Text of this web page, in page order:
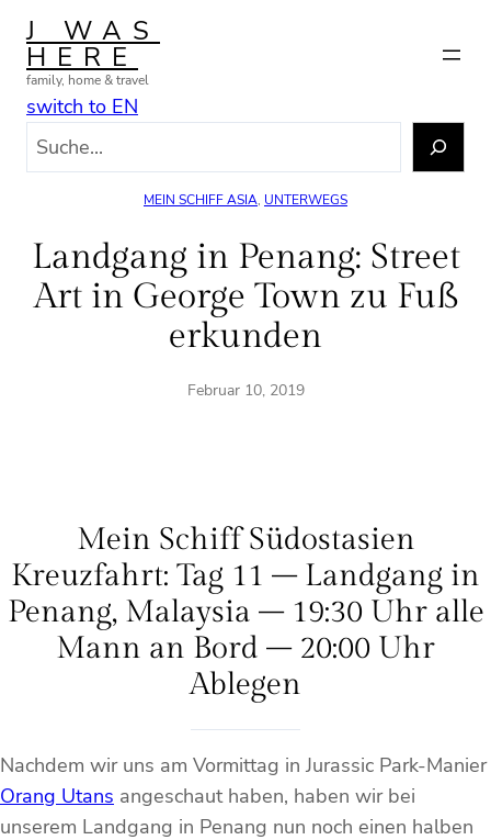
Zum
Inhalt
springen
J WAS
HERE
family, home & travel
switch to EN
e
n
MEIN SCHIFF ASIA, UNTERWEGS
Landgang in Penang: Street
Art in George Town zu Fuß
erkunden
Februar 10, 2019
Mein Schiff Südostasien
Kreuzfahrt: Tag 11 – Landgang in
Penang, Malaysia – 19:30 Uhr alle
Mann an Bord – 20:00 Uhr
Ablegen
Nachdem wir uns am Vormittag in Jurassic Park-Manier
Orang Utans angeschaut haben, haben wir bei
unserem Landgang in Penang nun noch einen halben